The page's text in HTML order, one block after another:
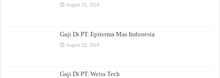
August 23, 2024
Gaji Di PT. Epiterma Mas Indonesia
August 22, 2024
Gaji Di PT. Weiss Tech